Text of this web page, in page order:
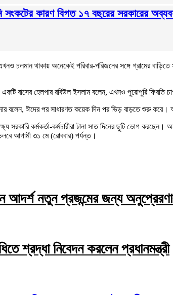
সংকটের কারণ বিগত ১৭ বছরের সরকারের
চলমান থাকায় অনেকেই পরিবার-পরিজনের সঙ্গে গ্রামের
একটি বাসের হেলপার রবিউল ইসলাম বলেন, এখনও পুরোপুরি
বলেন, ঈদের পর সাধারণত কয়েক দিন পর ভিড় বাড়তে শুরু
কর্মকর্তা-কর্মচারীরা টানা সাত দিনের ছুটি ভোগ করছেন।
আগামী ৩১ মে (রোববার) পর্যন্ত।
আদর্শ নতুন প্রজন্মের জন্য
শ্রদ্ধা নিবেদন করলেন প্রধানমন্ত্রী